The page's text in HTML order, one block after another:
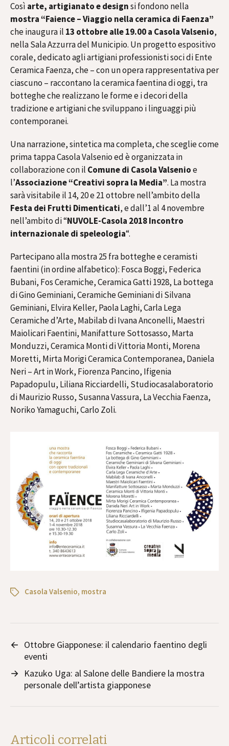
Così arte, artigianato e designsi fondono nella
mostra “Faience – Viaggio nella ceramica di Faenza”
che inaugura il 13 ottobre alle 19.00 a Casola Valsenio,
nella Sala Azzurra del Municipio. Un progetto espositivo
corale, dedicato agli artigiani professionisti soci di Ente
Ceramica Faenza, che – con un opera rappresentativa per
ciascuno – raccontano la ceramica faentina di oggi, tra
botteghe che realizzano le forme e i decori della
tradizione e artigiani che sviluppano i linguaggi più
contemporanei.
Una narrazione, sintetica ma completa, che sceglie come
prima tappa Casola Valsenio ed è organizzata in
collaborazione con il Comune di Casola Valsenioe
l’Associazione “Creativi sopra la Media”. La mostra
sarà visitabile il 14, 20 e 21 ottobre nell’ambito della
Festa dei Frutti Dimenticati, e dall’1 al 4 novembre
nell’ambito di “NUVOLE-Casola 2018 Incontro
internazionale di speleologia“.
Partecipano alla mostra 25 fra botteghe e ceramisti
faentini (in ordine alfabetico): Fosca Boggi, Federica
Bubani, Fos Ceramiche, Ceramica Gatti 1928, La bottega
di Gino Geminiani, Ceramiche Geminiani di Silvana
Geminiani, Elvira Keller, Paola Laghi, Carla Lega
Ceramiche d’Arte, Mabilab di Ivana Anconelli, Maestri
Maiolicari Faentini, Manifatture Sottosasso, Marta
Monduzzi, Ceramica Monti di Vittoria Monti, Morena
Moretti, Mirta Morigi Ceramica Contemporanea, Daniela
Neri – Art in Work, Fiorenza Pancino, Ifigenia
Papadopulu, Liliana Ricciardelli, Studiocasalaboratorio
di Maurizio Russo, Susanna Vassura, La Vecchia Faenza,
Noriko Yamaguchi, Carlo Zoli.
Casola Valsenio, mostra
← Ottobre Giapponese: il calendario faentino degli
eventi
→ Kazuko Uga: al Salone delle Bandiere la mostra
personale dell’artista giapponese
Articoli correlati